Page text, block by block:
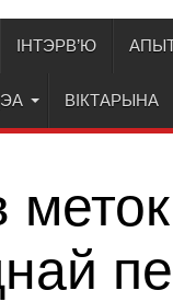
ІНТЭРВ’Ю
ВІКТАРЫНА